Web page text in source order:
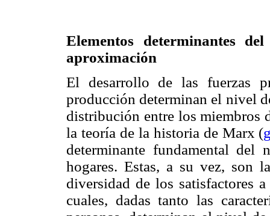
Elementos determinantes
aproximación
El desarrollo de las fuerzas
producción determinan el nivel
distribución entre los miembros
la teoría de la historia de Marx (
determinante fundamental
hogares. Estas, a su vez, son
diversidad de los satisfactores
cuales, dadas tanto las